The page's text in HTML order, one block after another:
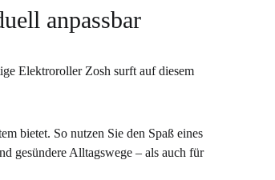
anpassbar
Elektroroller Zosh surft auf diesem
bietet. So nutzen Sie den Spaß eines
gesündere Alltagswege – als auch für